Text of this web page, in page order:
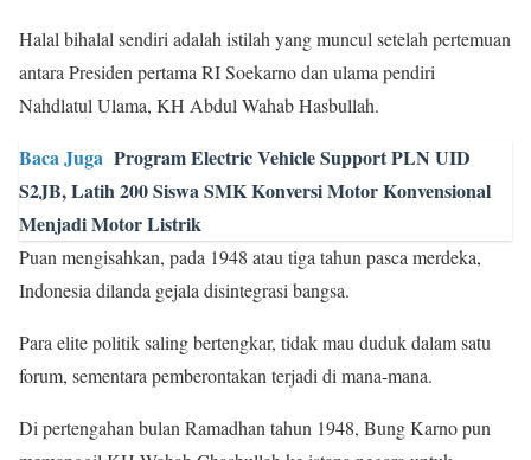
Halal bihalal sendiri adalah istilah yang muncul setelah pertemuan
antara Presiden pertama RI Soekarno dan ulama pendiri
Nahdlatul Ulama, KH Abdul Wahab Hasbullah.
Baca Juga Program Electric Vehicle Support PLN UID
S2JB, Latih 200 Siswa SMK Konversi Motor Konvensional
Menjadi Motor Listrik
Puan mengisahkan, pada 1948 atau tiga tahun pasca merdeka,
Indonesia dilanda gejala disintegrasi bangsa.
Para elite politik saling bertengkar, tidak mau duduk dalam satu
forum, sementara pemberontakan terjadi di mana-mana.
Di pertengahan bulan Ramadhan tahun 1948, Bung Karno pun